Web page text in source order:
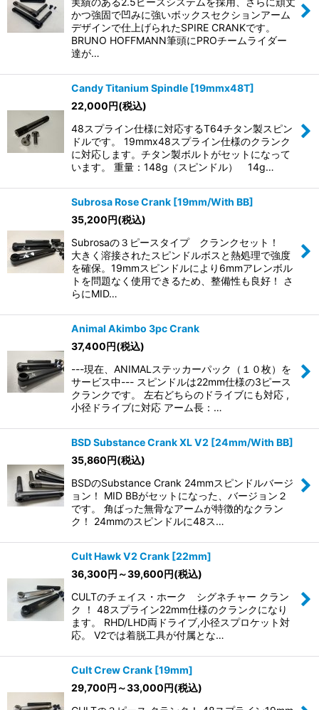
かつ強固で凹みに強いボックスセクションアーム
デザインで仕上げられたSPIRE CRANKです。
BRUNO HOFFMANN筆頭にPROチームライダー
達が…
Candy Titanium Spindle [19mmx48T]
22,000円(税込)
48スプライン仕様に対応するT64チタン製スピン
ドルです。 19mmx48スプライン仕様のクランク
に対応します。チタン製ボルトがセットになって
います。 重量：148g（スピンドル） 14g…
Subrosa Rose Crank [19mm/With BB]
35,200円(税込)
Subrosaの３ピースタイプ クランクセット！
大きく溶接されたスピンドルボスと熱処理で強度
を確保。19mmスピンドルにより6mmアレンボル
トを問題なく使用できるため、整備性も良好！ さ
らにMID…
Animal Akimbo 3pc Crank
37,400円(税込)
---現在、ANIMALステッカーパック（１０枚）を
サービス中--- スピンドルは22mm仕様の3ピース
クランクです。 左右どちらのドライブにも対応 ,
小径ドライブに対応 アーム長：…
BSD Substance Crank XL V2 [24mm/With BB]
35,860円(税込)
BSDのSubstance Crank 24mmスピンドルバージ
ョン！ MID BBがセットになった、バージョン２
です。 角ばった無骨なアームが特徴的なクラン
ク！ 24mmのスピンドルに48ス…
Cult Hawk V2 Crank [22mm]
36,300円 ～39,600円(税込)
CULTのチェイス・ホーク シグネチャー クラン
ク ！ 48スプライン22mm仕様のクランクになり
ます。 RHD/LHD両ドライブ,小径スプロケット対
応。 V2では着脱工具が付属とな…
Cult Crew Crank [19mm]
29,700円 ～33,000円(税込)